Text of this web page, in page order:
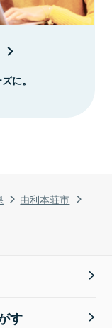
由利本荘市
に。
す